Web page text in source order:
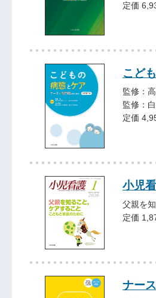
定価
こど
監修：
監修：
定価
小児
父親を
定価
ナー